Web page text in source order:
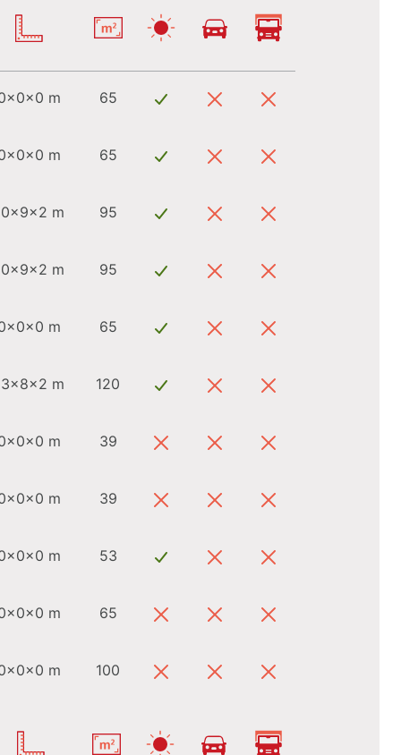
m 65
m 65
m 95
m 95
m 65
m 120
m 39
m 39
m 53
m 65
m 100